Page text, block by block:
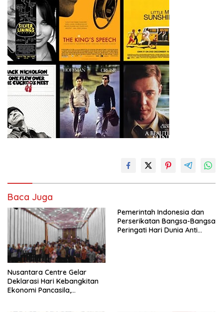
Baca Juga
Nusantara Centre Gelar
Deklarasi Hari Kebangkitan
Ekonomi Pancasila,
Pemerintah Indonesia dan
Perserikatan Bangsa-Bangsa
Peringati Hari Dunia Anti